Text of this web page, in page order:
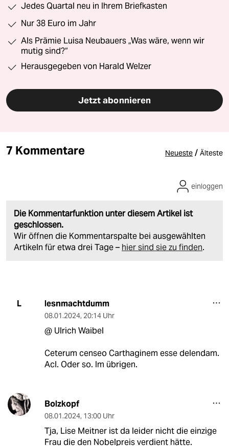
Jedes Quartal neu in Ihrem Briefkasten
Nur 38 Euro im Jahr
Als Prämie Luisa Neubauers „Was wäre, wenn wir
mutig sind?“
Herausgegeben von Harald Welzer
Jetzt abonnieren
7 Kommentare Neueste / Älteste
Die Kommentarfunktion unter diesem Artikel ist
geschlossen.
Wir öffnen die Kommentarspalte bei ausgewählten
Artikeln für etwa drei Tage – hier sind sie zu finden.
einloggen
L lesnmachtdumm
08.01.2024, 20:14 Uhr
@ Ulrich Waibel
Ceterum censeo Carthaginem esse delendam.
AcI. Oder so. Im übrigen.
Bolzkopf
08.01.2024, 13:00 Uhr
Tja, Lise Meitner ist da leider nicht die einzige
Frau die den Nobelpreis verdient hätte.